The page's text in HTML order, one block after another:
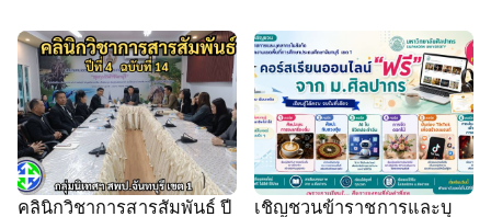
คลินิกวิชาการสารสัมพันธ์ ปี
เชิญชวนข้าราชการและบุ